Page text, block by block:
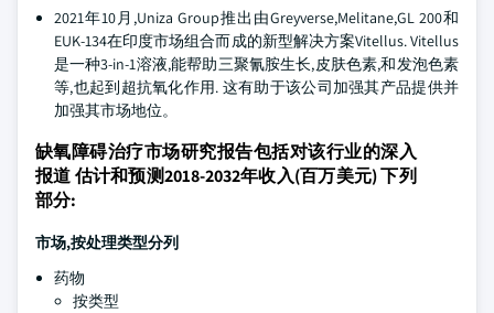
2021年10月,Uniza Group推出由Greyverse,Melitane,GL 200和
EUK-134在印度市场组合而成的新型解决方案Vitellus. Vitellus
是一种3-in-1溶液,能帮助三聚氰胺生长,皮肤色素,和发泡色素
等,也起到超抗氧化作用. 这有助于该公司加强其产品提供并
加强其市场地位。
缺氧障碍治疗市场研究报告包括对该行业的深入
报道 估计和预测2018-2032年收入(百万美元) 下列
部分:
市场,按处理类型分列
药物
按类型